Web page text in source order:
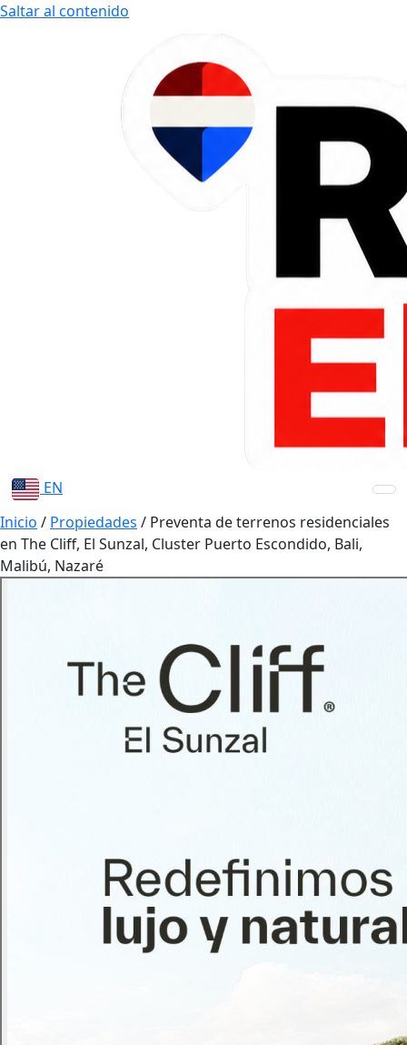
Saltar al contenido
EN
Inicio / Propiedades / Preventa de terrenos residenciales
en The Cliff, El Sunzal, Cluster Puerto Escondido, Bali,
Malibú, Nazaré